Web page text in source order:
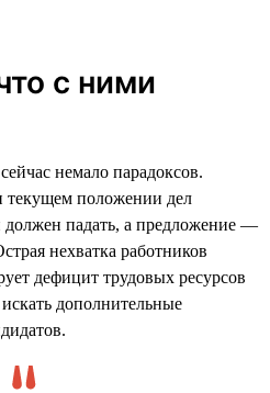
с ними
немало парадоксов.
текущем положении дел
должен падать, а предложение —
нехватка работников
дефицит трудовых ресурсов
дополнительные